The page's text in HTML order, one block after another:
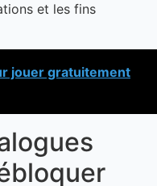
et les fins
jouer gratuitement